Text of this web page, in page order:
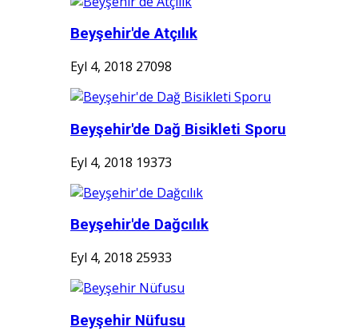
Beyşehir'de Atçılık
Eyl 4, 2018 27098
Beyşehir'de Dağ Bisikleti Sporu
Eyl 4, 2018 19373
Beyşehir'de Dağcılık
Eyl 4, 2018 25933
Beyşehir Nüfusu